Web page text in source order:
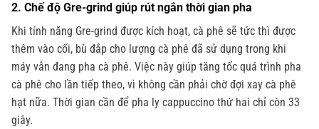
2. Chế độ Gre-grind giúp rút ngắn thời gian pha
Khi tính năng Gre-grind được kích hoạt, cà phê sẽ tức thì được
thêm vào cối, bù đắp cho lượng cà phê đã sử dụng trong khi
máy vẫn đang pha cà phê. Việc này giúp tăng tốc quá trình pha
cà phê cho lần tiếp theo, vì không cần phải chờ đợi xay cà phê
hạt nữa. Thời gian cần để pha ly cappuccino thứ hai chỉ còn 33
giây.